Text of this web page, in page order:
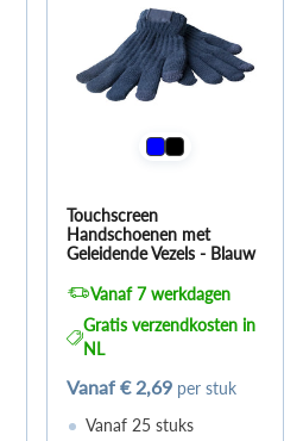
Touchscreen
Handschoenen met
Geleidende Vezels - Blauw
Vanaf 7 werkdagen
Gratis verzendkosten in
NL
Vanaf € 2,69 per stuk
Vanaf 25 stuks